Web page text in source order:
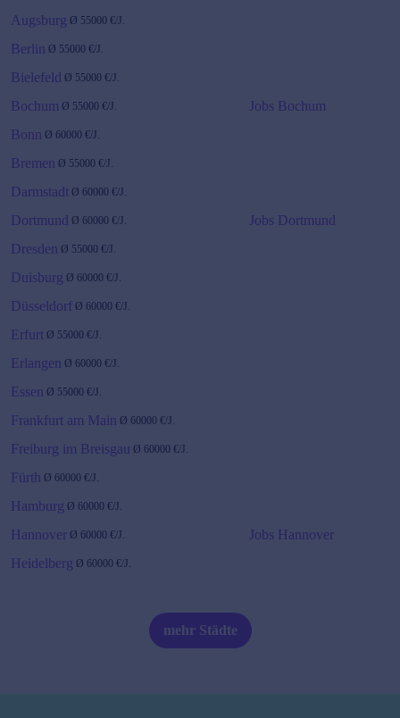
Augsburg Ø 55000 €/J.
Berlin Ø 55000 €/J.
Bielefeld Ø 55000 €/J.
Bochum Ø 55000 €/J.
Jobs Bochum
Bonn Ø 60000 €/J.
Bremen Ø 55000 €/J.
Darmstadt Ø 60000 €/J.
Dortmund Ø 60000 €/J.
Jobs Dortmund
Dresden Ø 55000 €/J.
Duisburg Ø 60000 €/J.
Düsseldorf Ø 60000 €/J.
Erfurt Ø 55000 €/J.
Erlangen Ø 60000 €/J.
Essen Ø 55000 €/J.
Frankfurt am Main Ø 60000 €/J.
Freiburg im Breisgau Ø 60000 €/J.
Fürth Ø 60000 €/J.
Hamburg Ø 60000 €/J.
Hannover Ø 60000 €/J.
Jobs Hannover
Heidelberg Ø 60000 €/J.
mehr Städte